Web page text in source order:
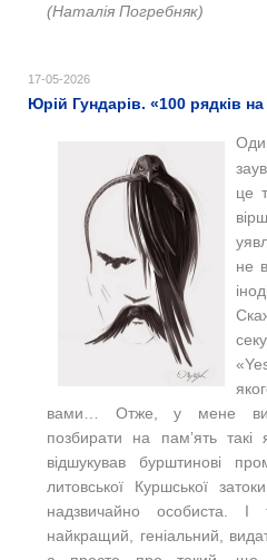
(Наталія Погребняк)
17-05-2026
Юрій Гундарів. «100 рядків на
це
не
вами… Отже, у мене
позбирати на памʼять такі
відшукував бурштинові
литовської Куршської
надзвичайно особиста.
найкращий, геніальний,